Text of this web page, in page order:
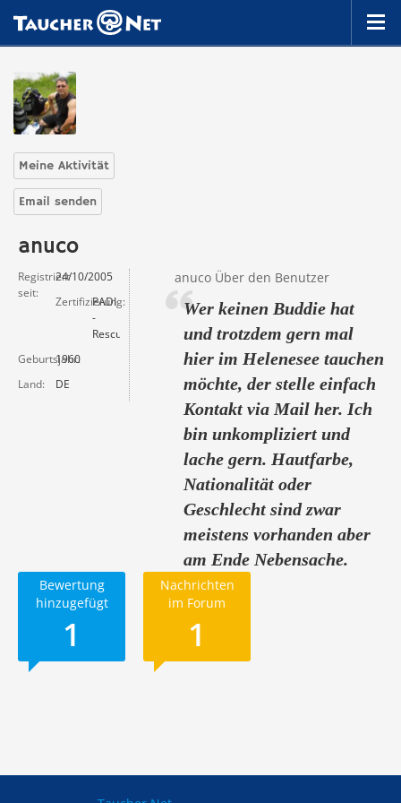
Meine Aktivität
Email senden
anuco
anuco Über den Benutzer
Wer keinen Buddie hat
und trotzdem gern mal
hier im Helenesee tauchen
möchte, der stelle einfach
Kontakt via Mail her. Ich
bin unkompliziert und
lache gern. Hautfarbe,
Nationalität oder
Geschlecht sind zwar
meistens vorhanden aber
am Ende Nebensache.
Registriert
seit
24/10/2005
Zertifizierung
PADI
-
Rescue
Geburtsjahr
1960
Land
DE
Bewertung
hinzugefügt
1
Nachrichten
im Forum
1